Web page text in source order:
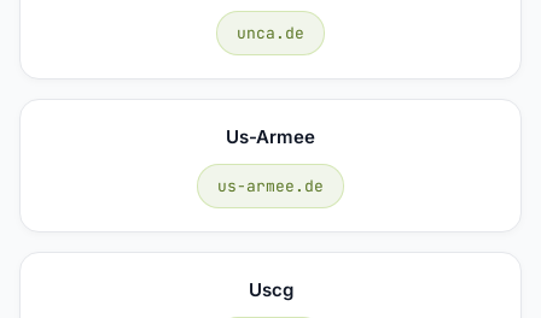
unca.de
Us-Armee
us-armee.de
Uscg